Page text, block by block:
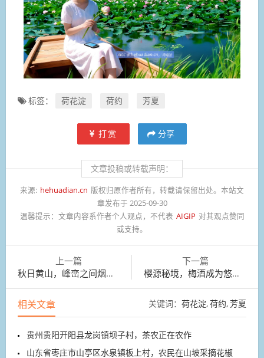
标签： 荷花淀 荷约 芳夏
打赏 分享
文章投稿或转载声明：
来源: hehuadian.cn 版权归原作者所有，转载请保留出处。本站文
章发布于 2025-09-30
温馨提示： 文章内容系作者个人观点，不代表 AIGIP 对其观点赞同
或支持。
上一篇
秋日黄山，峰峦之间烟岚云岫
下一篇
樱源秘境，梅酒成为悠然时光的最佳伴侣
相关文章 关键词： 荷花淀 荷约 芳夏
贵州贵阳开阳县龙岗镇坝子村，茶农正在农作
山东省枣庄市山亭区水泉镇板上村，农民在山坡采摘花椒